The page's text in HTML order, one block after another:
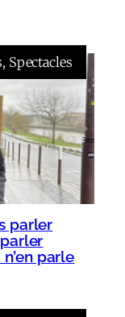
, Spectacles
parler
parle